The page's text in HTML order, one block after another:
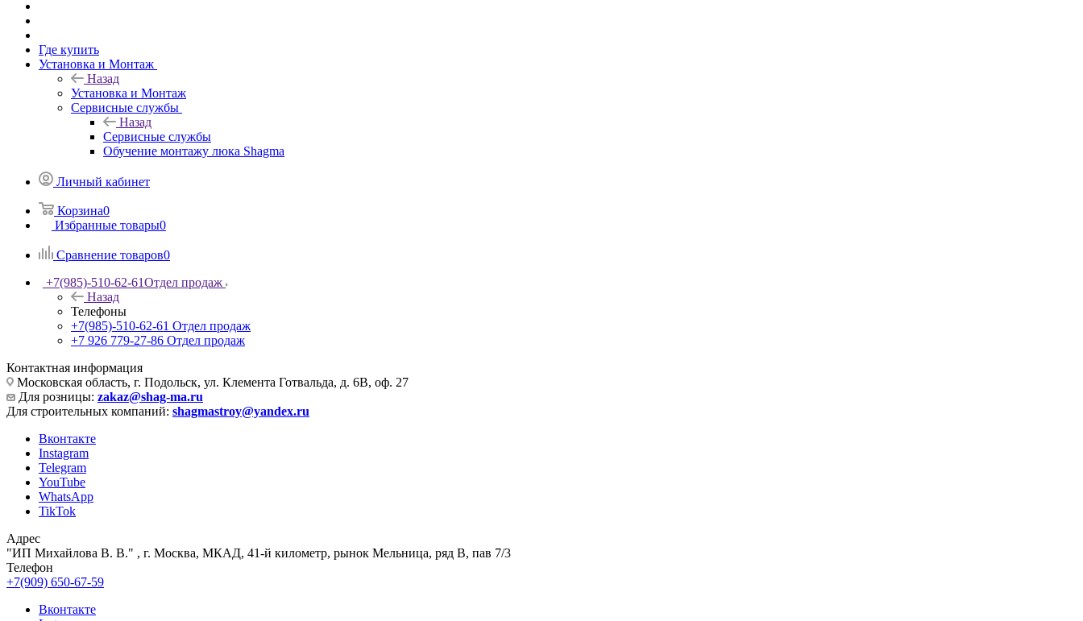
Где купить
Установка и Монтаж
Назад
Установка и Монтаж
Сервисные службы
Назад
Сервисные службы
Обучение монтажу люка Shagma
Личный кабинет
Корзина0
Избранные товары0
Сравнение товаров0
+7(985)-510-62-61Отдел продаж
Назад
Телефоны
+7(985)-510-62-61 Отдел продаж
‪+7 926 779-27-86‬ Отдел продаж
Контактная информация
Московская область, г. Подольск, ул. Клемента Готвальда, д. 6В, оф. 27
Для розницы: zakaz@shag-ma.ru
Для строительных компаний: shagmastroy@yandex.ru
Вконтакте
Instagram
Telegram
YouTube
WhatsApp
TikTok
Адрес
"ИП Михайлова В. В." , г. Москва, МКАД, 41-й километр, рынок Мельница, ряд В, пав 7/3
Телефон
+7(909) 650-67-59
Вконтакте